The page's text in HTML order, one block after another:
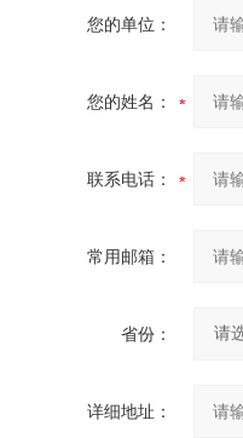
您的单位：
您的姓名：
联系电话：
常用邮箱：
省份：
详细地址：